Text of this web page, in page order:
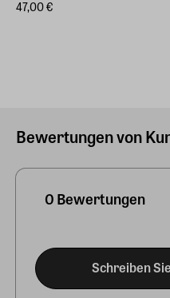
47,00 €
Bewertungen von
0 Bewertungen
Schreiben